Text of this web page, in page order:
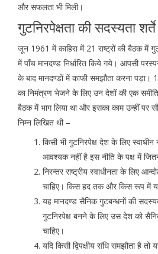
और सफलता भी मिली।
गुटनिरपेक्षता की सदस्यता शर्ते
जून 1961 में काहिरा में 21 राष्ट्रों की बैठक में
में पाँच मानदण्ड निर्धारित किये गये। आपसी
के बाद मानदण्डों में काफी समझौता करना
का निमंत्रण भेजने के लिए उन देशों की एक समीति
बैठक में भाग लिया था और इसका काम उन्हीं पर
निम्न लिखित थी –
किसी भी गुटनिरपेक्ष देश के लिए
आवश्यक नहीं है इस नीति के पक्ष में
निरन्तर राष्ट्रीय स्वाधीनता के लिए
चाहिए। किस हद तक और किस रूप में
यह मानदण्ड सैनिक गुटबन्धनों की
गुटनिरपेक्ष बनने के लिए उस देश को
चाहिए।
यदि किसी द्विपक्षीय संधि समझौता है तो